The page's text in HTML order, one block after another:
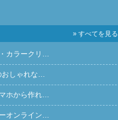
» すべてを見る
カラークリ…
おしゃれな…
ホから作れ…
オンライン…